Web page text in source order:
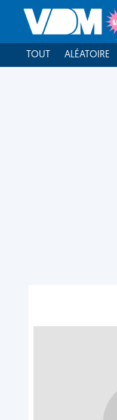
TOUT ALÉATOIRE